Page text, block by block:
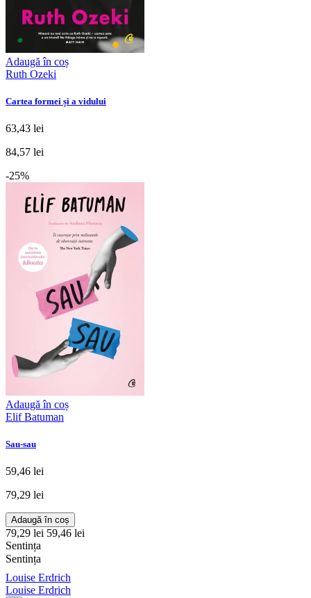
Adaugă în coș
Ruth Ozeki
Cartea formei și a vidului
63,43 lei
84,57 lei
-25%
Adaugă în coș
Elif Batuman
Sau-sau
59,46 lei
79,29 lei
Adaugă în coș
79,29 lei 59,46 lei
Sentința
Sentința
Louise Erdrich
Louise Erdrich